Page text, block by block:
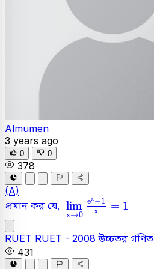
Almumen
3 years ago
0 0
378
(A)
প্রমান কর যে, lim
x→0
ex−1
x
= 1
lim x→0
RUET RUET - 2008উচ্চতর গণিত
431